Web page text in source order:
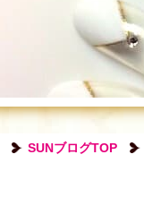
SUNブログTOP